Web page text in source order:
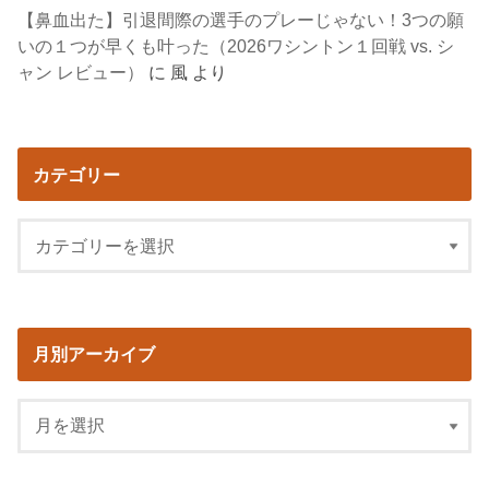
【鼻血出た】引退間際の選手のプレーじゃない！3つの願
いの１つが早くも叶った（2026ワシントン１回戦 vs. シ
ャン レビュー）
に 風 より
カテゴリー
月別アーカイブ